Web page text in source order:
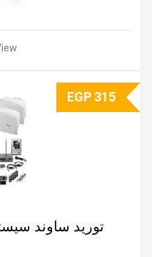
توريد ساوند
EGP 315